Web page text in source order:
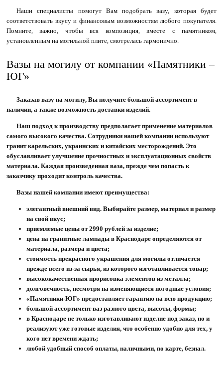
Наши специалисты помогут Вам подобрать вазу, которая будет
соответствовать вкусу и финансовым возможностям любого покупателя.
Помните, важно, чтобы вся композиция, вместе с памятником,
установленным на могильной плите, смотрелась гармонично.
Вазы на могилу от компании «Памятники –
ЮГ»
Заказав вазу на могилу, Вы получите большой ассортимент в
наличии, а также возможность доставки изделий.
Наш подход к производству предполагает применение материалов
самого высокого качества. Сотрудники нашей компании используют
гранит карельских, украинских и китайских месторождений. Это
обуславливает улучшение прочностных и эксплуатационных свойств
материала. Каждая произведенная ваза, прежде чем попасть к
заказчику проходит контроль качества.
Вазы нашей компании имеют преимущества:
элегантный внешний вид. Выбирайте размер, материал и размер
на свой вкус;
приемлемые цены от 2990 рублей за изделие;
цена на гранитные лампады в Краснодаре определяются от
материала, размера и цвета;
стоимость прекрасного украшения для могилы отличается
прежде всего из-за сырья, из которого изготавливается товар;
высококачественная прорисовка элементов из металла;
долговечность, несмотря на изменяющиеся погодные условия;
«Памятники-ЮГ» предоставляет гарантию на всю продукцию;
большой ассортимент ваз разного цвета, высоты, формы;
в Краснодаре не только изготавливают изделие под заказ, но и
реализуют уже готовые изделия, что особенно удобно для тех, у
кого нет времени ждать;
любой удобный способ оплаты, наличными, по карте, безнал.